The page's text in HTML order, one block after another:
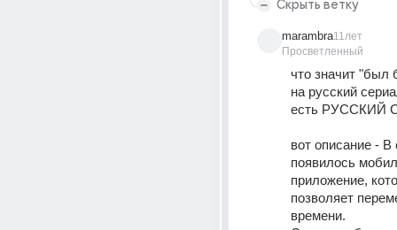
Скрыть ветку
marambra
Просветленный
11лет
что значит "был
на русский
есть РУССКИЙ
вот описание - В
появилось
приложение,
позволяет
времени.